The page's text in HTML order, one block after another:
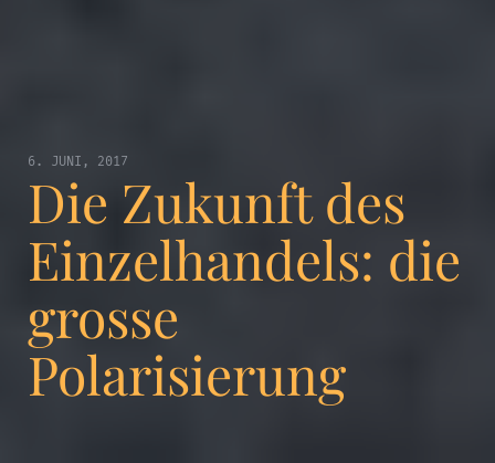
6. JUNI, 2017
Die Zukunft des
Einzelhandels: die
grosse
Polarisierung